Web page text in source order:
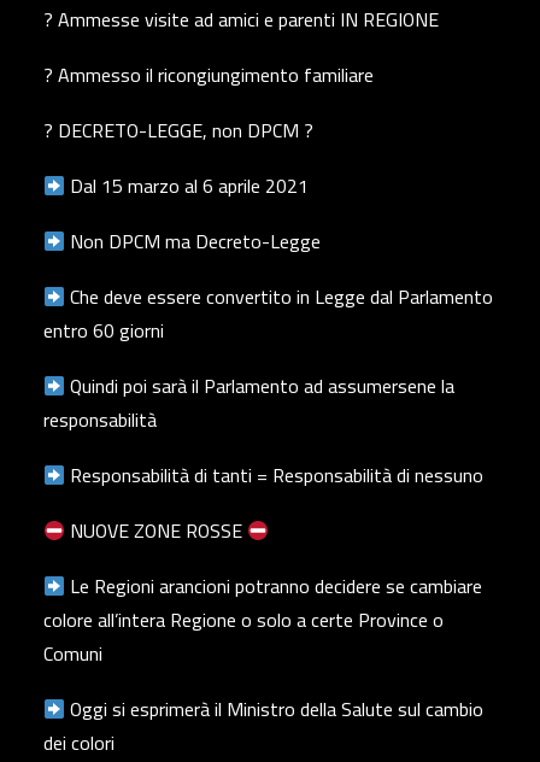
? Ammesse visite ad amici e parenti IN REGIONE
? Ammesso il ricongiungimento familiare
? DECRETO-LEGGE, non DPCM ?
Dal 15 marzo al 6 aprile 2021
Non DPCM ma Decreto-Legge
Che deve essere convertito in Legge dal Parlamento
entro 60 giorni
Quindi poi sarà il Parlamento ad assumersene la
responsabilità
Responsabilità di tanti = Responsabilità di nessuno
NUOVE ZONE ROSSE
Le Regioni arancioni potranno decidere se cambiare
colore all’intera Regione o solo a certe Province o
Comuni
Oggi si esprimerà il Ministro della Salute sul cambio
dei colori